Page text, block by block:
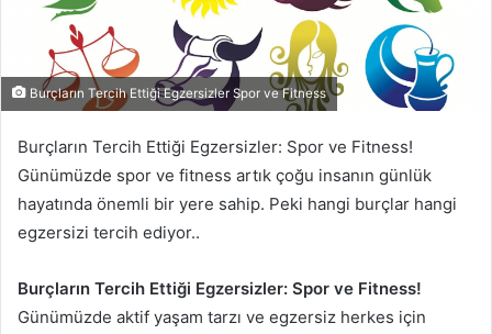
Burçların Tercih Ettiği Egzersizler Spor ve Fitness
Burçların Tercih Ettiği Egzersizler: Spor ve Fitness!
Günümüzde spor ve fitness artık çoğu insanın günlük
hayatında önemli bir yere sahip. Peki hangi burçlar hangi
egzersizi tercih ediyor..
Burçların Tercih Ettiği Egzersizler: Spor ve Fitness!
Günümüzde aktif yaşam tarzı ve egzersiz herkes için